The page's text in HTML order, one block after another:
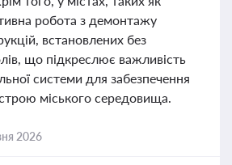
робота з демонтажу
встановлених без
що підкреслює важливість
системи для забезпечення
міського середовища.
2026